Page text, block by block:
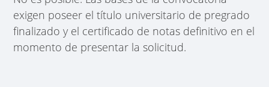
exigen poseer el título universitario de pregrado
finalizado y el certificado de notas definitivo en el
momento de presentar la solicitud.